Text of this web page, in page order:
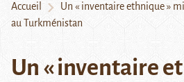
Accueil
Un « inventaire ethnique »
au Turkménistan
Un « inventaire